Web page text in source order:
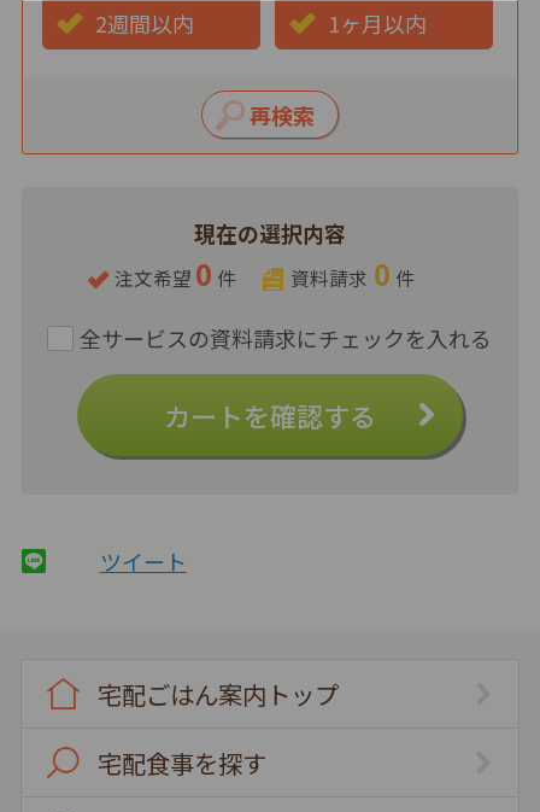
現在の選択内容
注文希望 0 件 資料請求 0 件
カートを確認する
2週間以内 1ヶ月以内
ツイート
宅配ごはん案内トップ
宅配食事を探す